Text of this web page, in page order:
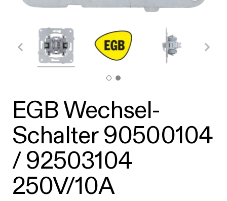
EGB Wechsel-
Schalter 90500104
/ 92503104
250V/10A